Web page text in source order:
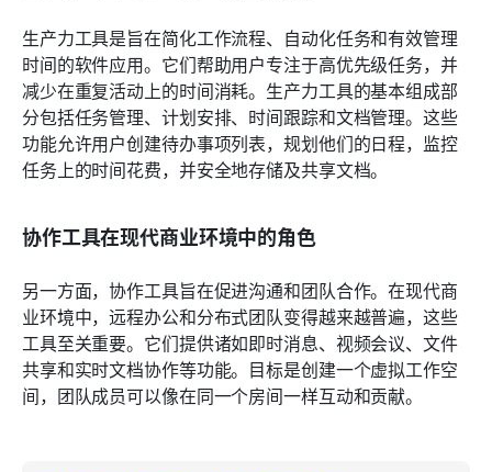
生产力工具是旨在简化工作流程、自动化任务和有效管理
时间的软件应用。它们帮助用户专注于高优先级任务，并
减少在重复活动上的时间消耗。生产力工具的基本组成部
分包括任务管理、计划安排、时间跟踪和文档管理。这些
功能允许用户创建待办事项列表，规划他们的日程，监控
任务上的时间花费，并安全地存储及共享文档。
协作工具在现代商业环境中的角色
另一方面，协作工具旨在促进沟通和团队合作。在现代商
业环境中，远程办公和分布式团队变得越来越普遍，这些
工具至关重要。它们提供诸如即时消息、视频会议、文件
共享和实时文档协作等功能。目标是创建一个虚拟工作空
间，团队成员可以像在同一个房间一样互动和贡献。